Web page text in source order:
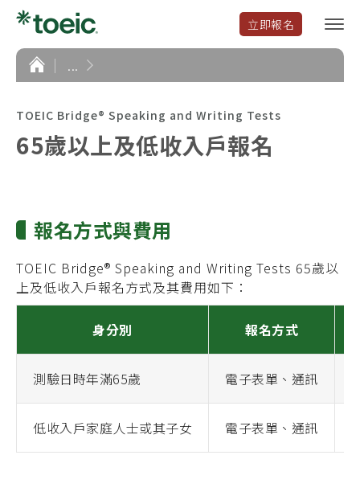
立即報名
選
單
首
頁
...
TOEIC Bridge® Speaking and Writing Tests
65歲以上及低收入戶報名
報名方式與費用
TOEIC Bridge® Speaking and Writing Tests 65歲以
上及低收入戶報名方式及其費用如下：
身分別 報名方式
測驗日時年滿65歲 電子表單、通訊
低收入戶家庭人士或其子女 電子表單、通訊